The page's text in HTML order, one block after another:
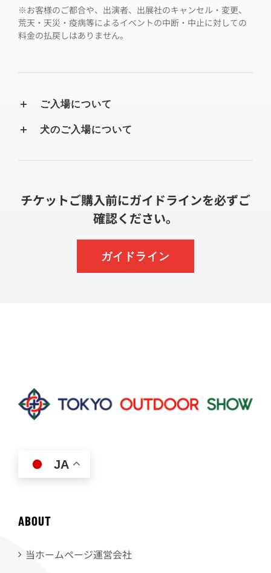
※お客様のご都合や、出演者、出展社のキャンセル・変更、
荒天・天災・疫病等によるイベントの中断・中止に対しての
料金の払戻しはありません。
ご入場について
犬のご入場について
チケットご購入前にガイドラインを必ずご
確認ください。
ガイドライン
JA
ABOUT
当ホームページ運営会社